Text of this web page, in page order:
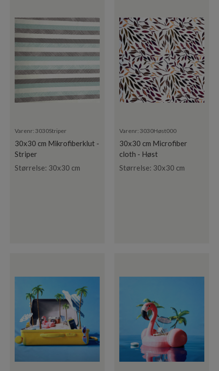
Varenr: 3030Striper
30x30 cm Mikrofiberklut -
Striper
Størrelse: 30x30 cm
Varenr: 3030Høst000
30x30 cm Microfiber
cloth - Høst
Størrelse: 30x30 cm